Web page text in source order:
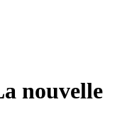
nouvelle